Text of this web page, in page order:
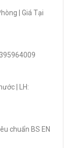
| Giá Tại
| LH:
chuẩn BS EN